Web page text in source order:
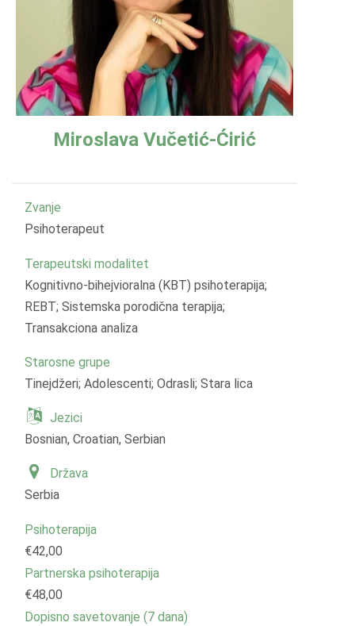
Miroslava Vučetić-Ćirić
Zvanje
Psihoterapeut
Terapeutski modalitet
Kognitivno-bihejvioralna (KBT) psihoterapija;
REBT; Sistemska porodična terapija;
Transakciona analiza
Starosne grupe
Tinejdžeri; Adolescenti; Odrasli; Stara lica
Jezici
Bosnian, Croatian, Serbian
Država
Serbia
Psihoterapija
€42,00
Partnerska psihoterapija
€48,00
Dopisno savetovanje (7 dana)